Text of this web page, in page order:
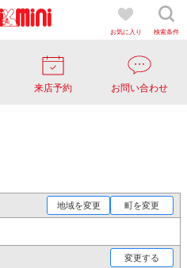
お気に入り 検索条件
来店予約 お問い合わせ
地域を変更 町を変更
変更する